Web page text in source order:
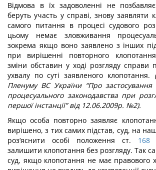
Відмова в їх задоволенні не
беруть участь у справі, знову заявляти
самого питання в процесі судового
цьому немає зловживання
зокрема якщо воно заявлено з інших
при вирішенні повторного
зміни обставин у ході розгляду справи
ухвалу по суті заявленого клопотання.
Пленуму ВС України “Про застосування
процесуального законодавства при
першої інстанції” від 12.06.2009р. №2).
Якщо особа повторно заявляє
вирішено, з тих самих підстав, суд, на
роз‘яснити особі положення ст. 168
залишити клопотання без розгляду. Так
суд, якщо клопотання не має правового